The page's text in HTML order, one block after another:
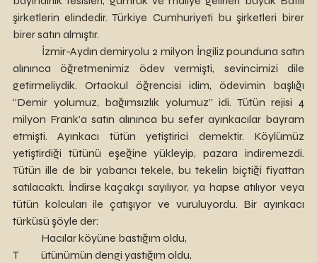
şirketlerin elindedir. Türkiye Cumhuriyeti bu şirketleri birer
birer satın almıştır.
alınınca öğretmenimiz ödev vermişti, sevincimizi dile
getirmeliydik. Ortaokul öğrencisi idim, ödevimin başlığı
“Demir yolumuz, bağımsızlık yolumuz” idi. Tütün rejisi 4
milyon Frank’a satın alınınca bu sefer ayınkacılar bayram
etmişti. Ayınkacı tütün yetiştirici demektir. Köylümüz
yetiştirdiği tütünü eşeğine yükleyip, pazara indiremezdi.
Tütün ille de bir yabancı tekele, bu tekelin biçtiği fiyattan
satılacaktı. İndirse kaçakçı sayılıyor, ya hapse atılıyor veya
tütün kolcuları ile çatışıyor ve vuruluyordu. Bir ayınkacı
türküsü şöyle der:
	Hacılar köyüne bastığım oldu,
T	ütünümün dengi yastığım oldu,